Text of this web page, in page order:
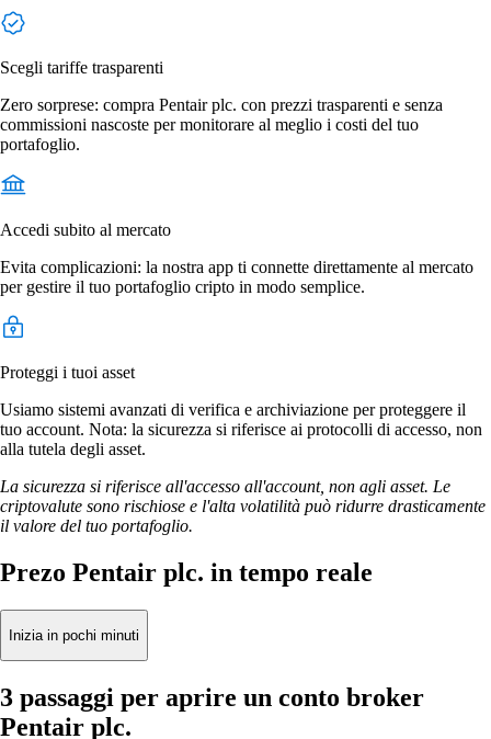
Scegli tariffe trasparenti
Zero sorprese: compra Pentair plc. con prezzi trasparenti e senza
commissioni nascoste per monitorare al meglio i costi del tuo
portafoglio.
Accedi subito al mercato
Evita complicazioni: la nostra app ti connette direttamente al mercato
per gestire il tuo portafoglio cripto in modo semplice.
Proteggi i tuoi asset
Usiamo sistemi avanzati di verifica e archiviazione per proteggere il
tuo account. Nota: la sicurezza si riferisce ai protocolli di accesso, non
alla tutela degli asset.
La sicurezza si riferisce all'accesso all'account, non agli asset. Le
criptovalute sono rischiose e l'alta volatilità può ridurre drasticamente
il valore del tuo portafoglio.
Prezo Pentair plc. in tempo reale
Inizia in pochi minuti
3 passaggi per aprire un conto broker
Pentair plc.